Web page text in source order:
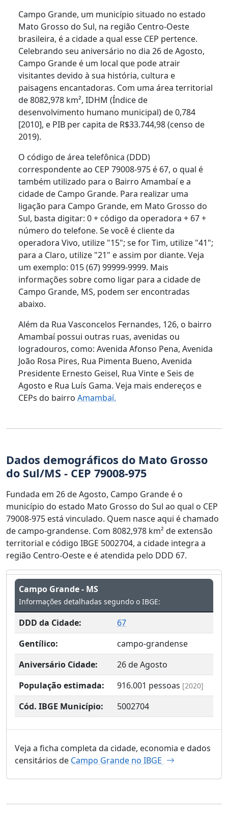
Campo Grande, um município situado no estado
Mato Grosso do Sul, na região Centro-Oeste
brasileira, é a cidade a qual esse CEP pertence.
Celebrando seu aniversário no dia 26 de Agosto,
Campo Grande é um local que pode atrair
visitantes devido à sua história, cultura e
paisagens encantadoras. Com uma área territorial
de 8082,978 km², IDHM (Índice de
desenvolvimento humano municipal) de 0,784
[2010], e PIB per capita de R$33.744,98 (censo de
2019).
O código de área telefônica (DDD)
correspondente ao CEP 79008-975 é 67, o qual é
também utilizado para o Bairro Amambaí e a
cidade de Campo Grande. Para realizar uma
ligação para Campo Grande, em Mato Grosso do
Sul, basta digitar: 0 + código da operadora + 67 +
número do telefone. Se você é cliente da
operadora Vivo, utilize "15"; se for Tim, utilize "41";
para a Claro, utilize "21" e assim por diante. Veja
um exemplo: 015 (67) 99999-9999. Mais
informações sobre como ligar para a cidade de
Campo Grande, MS, podem ser encontradas
abaixo.
Além da Rua Vasconcelos Fernandes, 126, o bairro
Amambaí possui outras ruas, avenidas ou
logradouros, como: Avenida Afonso Pena, Avenida
João Rosa Pires, Rua Pimenta Bueno, Avenida
Presidente Ernesto Geisel, Rua Vinte e Seis de
Agosto e Rua Luís Gama. Veja mais endereços e
CEPs do bairro Amambaí.
Dados demográficos do Mato Grosso
do Sul/MS - CEP 79008-975
Fundada em 26 de Agosto, Campo Grande é o
município do estado Mato Grosso do Sul ao qual o CEP
79008-975 está vinculado. Quem nasce aqui é chamado
de campo-grandense. Com 8082,978 km² de extensão
territorial e código IBGE 5002704, a cidade integra a
região Centro-Oeste e é atendida pelo DDD 67.
Campo Grande - MS
Informações detalhadas segundo o IBGE:
DDD da Cidade:
67
Gentílico:
campo-grandense
Aniversário Cidade:
26 de Agosto
População estimada:
916.001 pessoas [2020]
Cód. IBGE Município: 5002704
Veja a ficha completa da cidade, economia e dados
censitários de Campo Grande no IBGE